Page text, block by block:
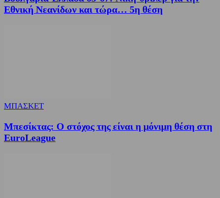
Εθνική Νεανίδων και τώρα… 5η θέση
ΜΠΑΣΚΕΤ
Μπεσίκτας: Ο στόχος της είναι η μόνιμη θέση στη
EuroLeague